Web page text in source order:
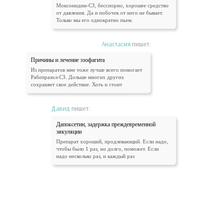
Моксонидин-СЗ, бесспорно, хорошее средство
от давления. Да и побочек от него не бывает.
Только мы его однократно пьем.
Анастасия пишет:
Причины и лечение эзофагита
Из препаратов мне тоже лучше всего помогает
Рабепразол-СЗ. Дольше многих других
сохраняет свое действие. Хоть и стоит
Давид пишет:
Дапоксетин, задержка преждевременной
эякуляции
Препарат хороший, продлевающий. Если надо,
чтобы было 1 раз, но долго, поможет. Если
надо несколько раз, и каждый раз